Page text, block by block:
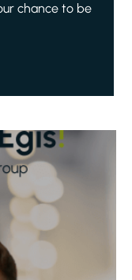
chance to be